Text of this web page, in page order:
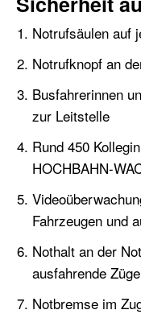
Notrufsäulen auf
Notrufknopf an
Busfahrerinnen
zur Leitstelle
Rund 450
HOCHBAHN-
Fahrzeugen und
Nothalt an der
ausfahrende
Notbremse im